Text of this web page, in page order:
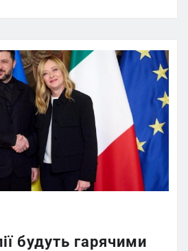
будуть гарячими